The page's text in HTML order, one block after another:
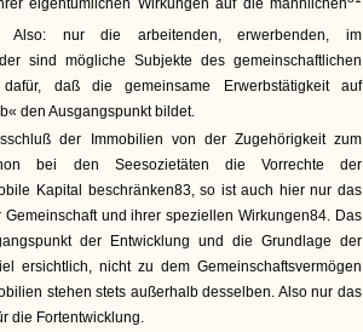
eigentümlichen Wirkungen auf die männlichen
Also: nur die arbeitenden, erwerbenden, im
sind mögliche Subjekte des gemeinschaftlichen
daß die gemeinsame Erwerbstätigkeit auf
den Ausgangspunkt bildet.
der Immobilien von der Zugehörigkeit zum
bei den Seesozietäten die Vorrechte der
Kapital beschränken83, so ist auch hier nur das
und ihrer speziellen Wirkungen84. Das
der Entwicklung und die Grundlage der
ersichtlich, nicht zu dem Gemeinschaftsvermögen
stehen stets außerhalb desselben. Also nur das
die Fortentwicklung.